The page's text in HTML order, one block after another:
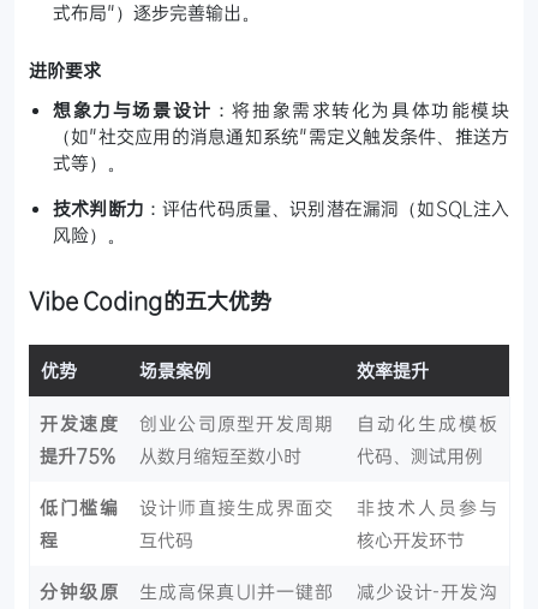
式布局"）逐步完善输出。
进阶要求
想象力与场景设计 ：将抽象需求转化为具体功能模块
（如"社交应用的消息通知系统"需定义触发条件、推送方
式等）。
技术判断力 ：评估代码质量、识别潜在漏洞（如SQL注入
风险）。
Vibe Coding的五大优势
优势 场景案例 效率提升
开发速度
提升75%
创业公司原型开发周期
从数月缩短至数小时
自动化生成模板
代码、测试用例
低门槛编
程
设计师直接生成界面交
互代码
非技术人员参与
核心开发环节
分钟级原
生成高保真UI并一键部
减少设计-开发沟